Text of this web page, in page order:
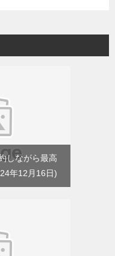
しながら最高
年12月16日